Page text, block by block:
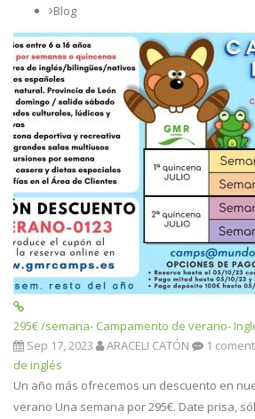
Blog
295€ /semana- Campamento de verano-
Sep 17, 2023
ARACELI CATÓN 1
de inglés
Un año más ofrecemos un descuento en
verano Una semana por 295€. Date prisa,